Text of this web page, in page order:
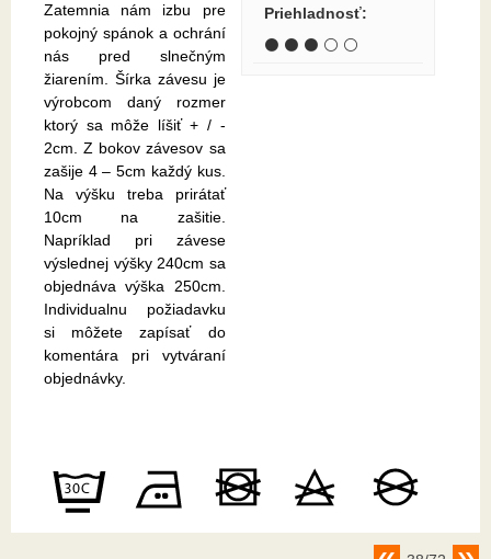
Zatemnia nám izbu pre
pokojný spánok a ochrání
nás pred slnečným
žiarením. Šírka závesu je
výrobcom daný rozmer
ktorý sa môže líšiť + / -
2cm. Z bokov závesov sa
zašije 4 – 5cm každý kus.
Na výšku treba prirátať
10cm na zašitie.
Napríklad pri závese
výslednej výšky 240cm sa
objednáva výška 250cm.
Individualnu požiadavku
si môžete zapísať do
komentára pri vytváraní
objednávky.
Priehladnosť:
⚫ ⚫ ⚫ ⚪ ⚪